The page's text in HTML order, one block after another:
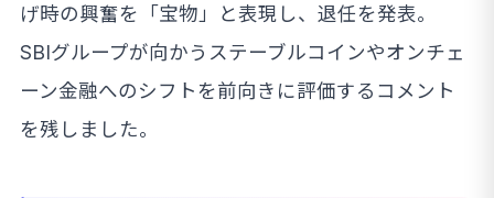
げ時の興奮を「宝物」と表現し、退任を発表。
SBIグループが向かうステーブルコインやオンチェ
ーン金融へのシフトを前向きに評価するコメント
を残しました。